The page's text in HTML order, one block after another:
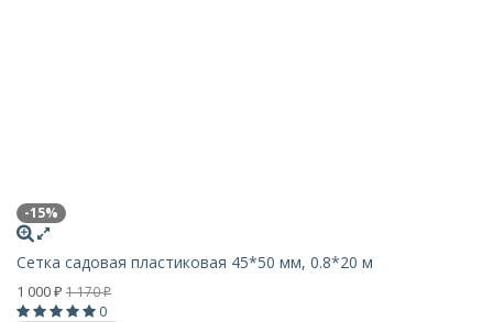
-15%
Сетка садовая пластиковая 45*50 мм, 0.8*20 м
1 000 ₽ 1 170₽
0